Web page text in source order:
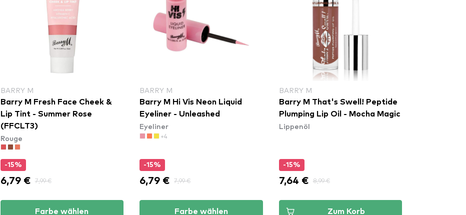
BARRY M
Barry M Fresh Face Cheek &
Lip Tint - Summer Rose
(FFCLT3)
Rouge
-15%
6,79 € 7,99 €
Farbe wählen
BARRY M
Barry M Hi Vis Neon Liquid
Eyeliner - Unleashed
Eyeliner
+4
-15%
6,79 € 7,99 €
Farbe wählen
BARRY M
Barry M That's Swell! Peptide
Plumping Lip Oil - Mocha Magic
Lippenöl
-15%
7,64 € 8,99 €
Zum Korb